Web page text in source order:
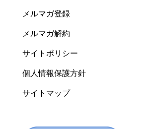
メルマガ登録
メルマガ解約
サイトポリシー
個人情報保護方針
サイトマップ